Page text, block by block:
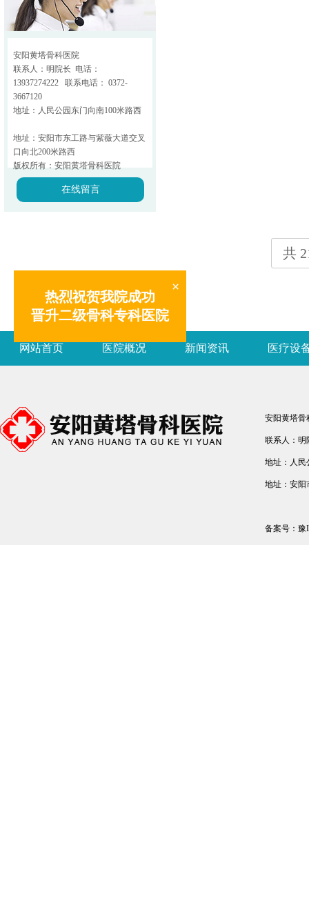
热烈祝贺我院成功
晋升二级骨科专科医院
×
安阳黄塔骨科医院
联系人：明院长 电话：
13937274222 联系电话： 0372-
3667120
地址：人民公园东门向南100米路西
地址：安阳市东工路与紫薇大道交叉
口向北200米路西
版权所有：安阳黄塔骨科医院
在线留言
共
网站首页 医院概况 新闻资讯 医疗设
安阳黄塔骨
联系人：明
地址：人
地址：安阳
备案号： 豫